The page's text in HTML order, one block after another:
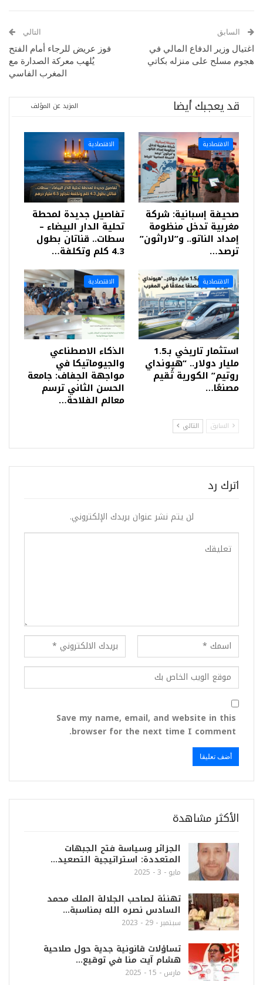
السابق
اغتيال وزير الدفاع المالي في
هجوم مسلح على منزله بكاتي
التالي
فوز عريض للرجاء أمام الفتح
يُلهب معركة الصدارة مع
المغرب الفاسي
قد يعجبك أيضا المزيد عن المؤلف
الاقتصادية
صحيفة إسبانية: شركة
مغربية تدخل منظومة
إمداد الناتو.. و”لاراثون”
ترصد…
الاقتصادية
تفاصيل جديدة لمحطة
تحلية الدار البيضاء –
سطات.. قناتان بطول
4.3 كلم وتكلفة…
الاقتصادية
استثمار تاريخي بـ1.5
مليار دولار.. “هيونداي
روتيم” الكورية تُقيم
مصنعًا…
الاقتصادية
الذكاء الاصطناعي
والجيوماتيكا في
مواجهة الجفاف: جامعة
الحسن الثاني ترسم
معالم الفلاحة…
السابق التالي
اترك رد
لن يتم نشر عنوان بريدك الإلكتروني.
Save my name, email, and website in this
browser for the next time I comment.
الأكثر مشاهدة
الجزائر وسياسة فتح الجبهات
المتعددة: استراتيجية التصعيد…
مايو - 3 - 2025
تهنئة لصاحب الجلالة الملك محمد
السادس نصره الله بمناسبة…
سبتمبر - 29 - 2023
تساؤلات قانونية جدية حول صلاحية
هشام آيت منا في توقيع…
مارس - 15 - 2025